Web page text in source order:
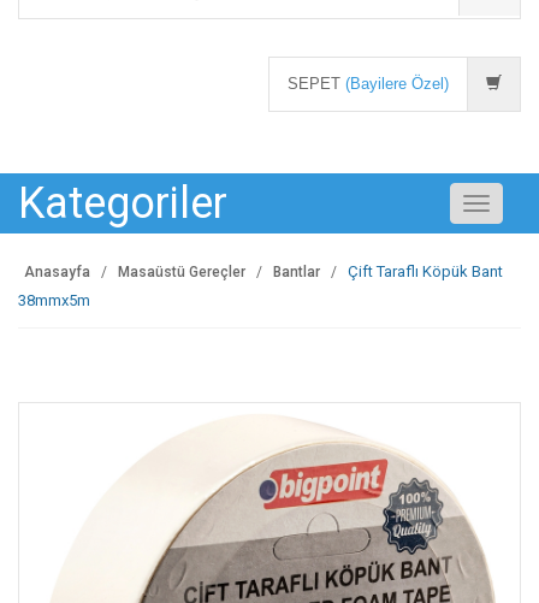
SEPET (Bayilere Özel)
Kategoriler
Toggle
Anasayfa Masaüstü Gereçler Bantlar
Çift Taraflı Köpük Bant
38mmx5m